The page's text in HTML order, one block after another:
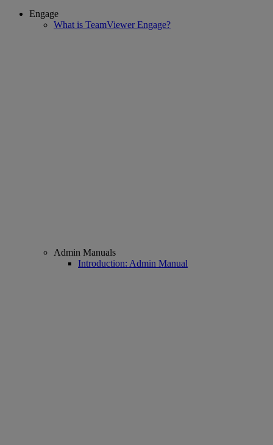
Engage
What is TeamViewer Engage?
Admin Manuals
Introduction: Admin Manual